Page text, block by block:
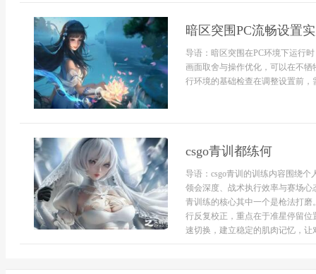
暗区突围PC流畅设置
导语：暗区突围在PC环境下运行
画面取舍与操作优化，可以在不
行环境的基础检查在调整设置前，
csgo青训都练何
导语：csgo青训的训练内容围绕
领会深度、战术执行效率与赛场
青训练的核心其中一个是枪法打
行反复校正，重点在于准星停留
速切换，建立稳定的肌肉记忆，让